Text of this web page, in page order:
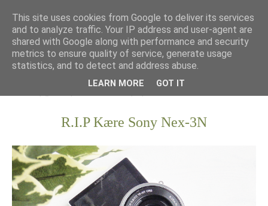
R.I.P Kære Sony Nex-3N
This site uses cookies from Google to deliver its services
and to analyze traffic. Your IP address and user-agent are
shared with Google along with performance and security
metrics to ensure quality of service, generate usage
statistics, and to detect and address abuse.
LEARN MORE GOT IT